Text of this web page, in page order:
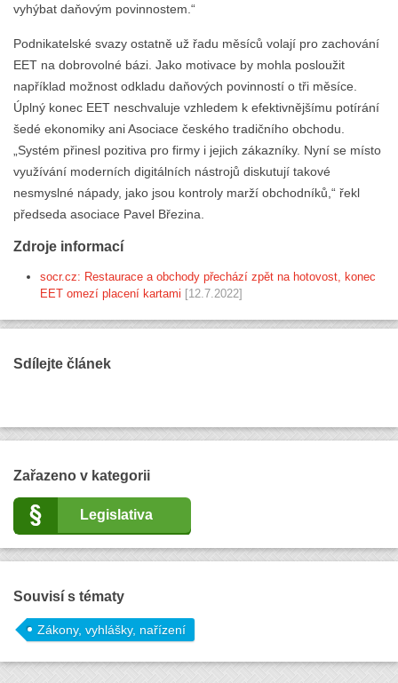
vyhýbat daňovým povinnostem.“
Podnikatelské svazy ostatně už řadu měsíců volají pro zachování
EET na dobrovolné bázi. Jako motivace by mohla posloužit
například možnost odkladu daňových povinností o tři měsíce.
Úplný konec EET neschvaluje vzhledem k efektivnějšímu potírání
šedé ekonomiky ani Asociace českého tradičního obchodu.
„Systém přinesl pozitiva pro firmy i jejich zákazníky. Nyní se místo
využívání moderních digitálních nástrojů diskutují takové
nesmyslné nápady, jako jsou kontroly marží obchodníků,“ řekl
předseda asociace Pavel Březina.
Zdroje informací
socr.cz: Restaurace a obchody přechází zpět na hotovost, konec
EET omezí placení kartami [12.7.2022]
Sdílejte článek
Zařazeno v kategorii
Legislativa
Souvisí s tématy
Zákony, vyhlášky, nařízení